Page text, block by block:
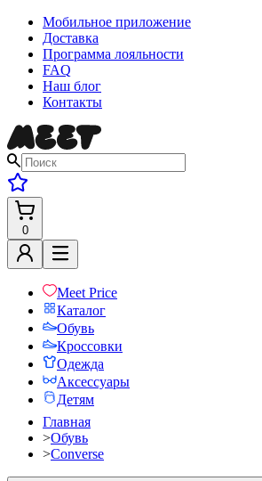
Мобильное приложение
Доставка
Программа лояльности
FAQ
Наш блог
Контакты
0
Meet Price
Каталог
Обувь
Кроссовки
Одежда
Аксессуары
Детям
Главная
>Обувь
>Converse